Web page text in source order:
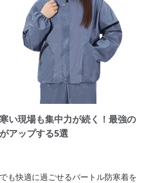
い現場も集中力が続く！最強の
アップする5選
も快適に過ごせるバートル防寒着を